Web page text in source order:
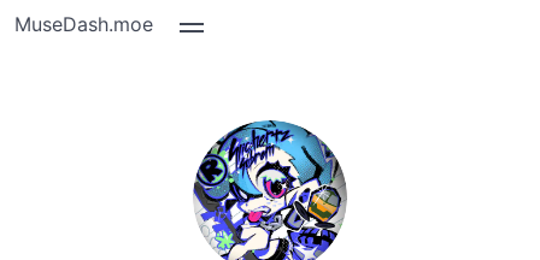
MuseDash.moe